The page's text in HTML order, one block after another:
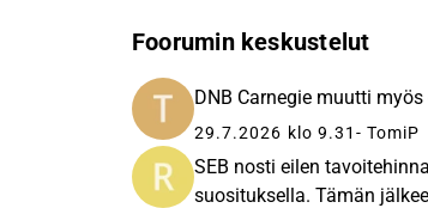
Foorumin keskustelut
DNB Carnegie muutti
29.7.2026 klo 9.31 - TomiP
SEB nosti eilen
suosituksella. Tämän